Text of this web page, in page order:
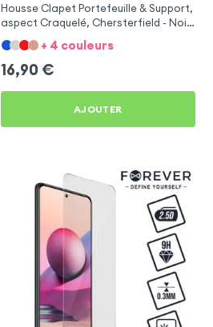
Housse Clapet Portefeuille & Support,
aspect Craquelé, Chersterfield - Noir
pour Xiaomi Redmi Note 10s
+ 4 couleurs
16,90 €
AJOUTER